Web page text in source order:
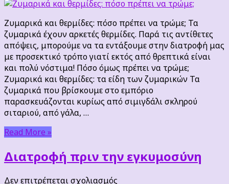
και
θερμίδες:
πόσο
πρέπει
να
τρώμε;
Ζυμαρικά και θερμίδες: πόσο πρέπει να τρώμε; Τα
ζυμαρικά έχουν αρκετές θερμίδες. Παρά τις αντίθετες
απόψεις, μπορούμε να τα εντάξουμε στην διατροφή μας
με προσεκτικό τρόπο γιατί εκτός από θρεπτικά είναι
και πολύ νόστιμα! Πόσο όμως πρέπει να τρώμε;
Ζυμαρικά και θερμίδες: τα είδη των ζυμαρικών Τα
ζυμαρικά που βρίσκουμε στο εμπόριο
παρασκευάζονται κυρίως από σιμιγδάλι σκληρού
σιταριού, από γάλα, …
Read More »
Διατροφή πριν την εγκυμοσύνη
Δεν επιτρέπεται σχολιασμός